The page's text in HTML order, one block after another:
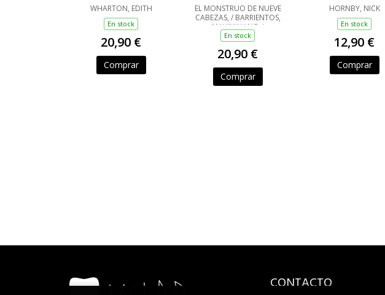
WHARTON, EDITH
En stock
20,90 €
Comprar
EL MONSTRUO DE NUEVE
CABEZAS, / BARRIENTOS,
MAXIMILIANO /
GROSSMAN, LUCILA /
ANCIRA, LOLA / RIVERO,
GIOVANNA / BARRAGÁN,
LUIS CARLOS / REYES,
KAREN A
En stock
20,90 €
Comprar
HORNBY, NICK
En stock
12,90 €
Comprar
CONTACTO